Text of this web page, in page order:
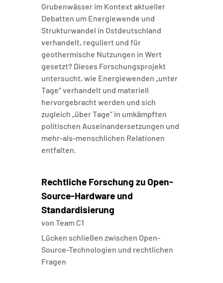
Grubenwässer im Kontext aktueller
Debatten um Energiewende und
Strukturwandel in Ostdeutschland
verhandelt, reguliert und für
geothermische Nutzungen in Wert
gesetzt? Dieses Forschungsprojekt
untersucht, wie Energiewenden „unter
Tage“ verhandelt und materiell
hervorgebracht werden und sich
zugleich „über Tage“ in umkämpften
politischen Auseinandersetzungen und
mehr-als-menschlichen Relationen
entfalten.
Rechtliche Forschung zu Open-
Source-Hardware und
Standardisierung
von Team C1
Lücken schließen zwischen Open-
Source-Technologien und rechtlichen
Fragen